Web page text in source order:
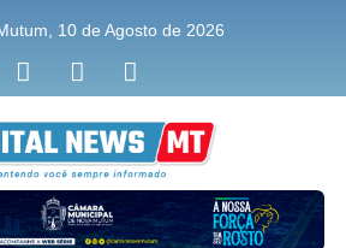
10 de Agosto de 2026